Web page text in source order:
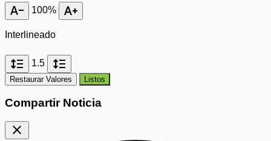
text_decrease 100% text_increase
Interlineado
format_line_spacing 1.5 format_line_spacing
Restaurar Valores Listos
Compartir Noticia
close